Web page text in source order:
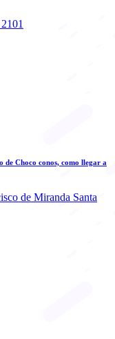
de Choco conos, como llegar a
de Miranda Santa